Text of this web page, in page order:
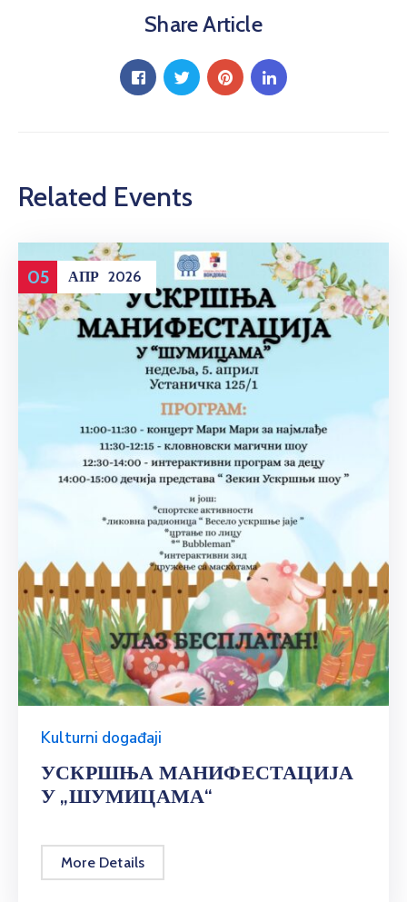
Share Article
Related Events
05 АПР 2026
Kulturni događaji
УСКРШЊА МАНИФЕСТАЦИЈА
У „ШУМИЦАМА“
More Details